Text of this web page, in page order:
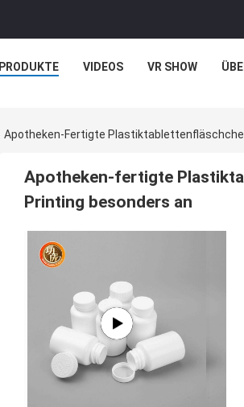
PRODUKTE VIDEOS VR SHOW
Apotheken-Fertigte
Apotheken-fertigte
Printing besonders an